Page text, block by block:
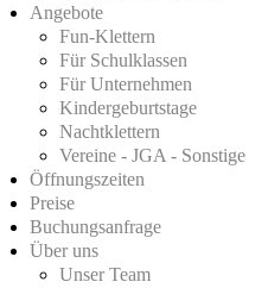
Angebote
Fun-Klettern
Für Schulklassen
Für Unternehmen
Kindergeburtstage
Nachtklettern
Vereine - JGA - Sonstige
Öffnungszeiten
Preise
Buchungsanfrage
Über uns
Unser Team